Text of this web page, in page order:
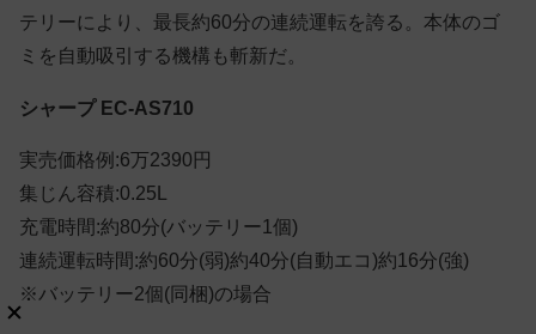
テリーにより、最長約60分の連続運転を誇る。本体のゴ
ミを自動吸引する機構も斬新だ。
シャープ EC-AS710
実売価格例:6万2390円
集じん容積:0.25L
充電時間:約80分(バッテリー1個)
連続運転時間:約60分(弱)約40分(自動エコ)約16分(強)
※バッテリー2個(同梱)の場合